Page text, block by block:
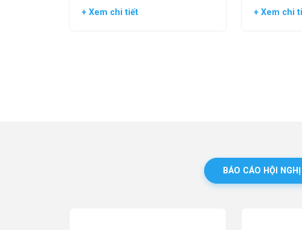
NHẤT
+ Xem chi tiết
THỤ TINH
+ Xem chi
BÁO CÁO HỘI NGHỊ